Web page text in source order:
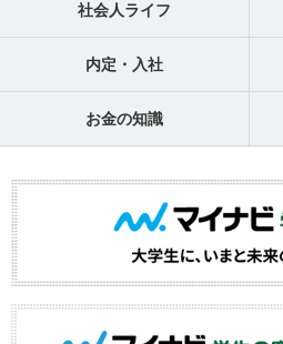
社会人ライフ
内定・入社
お金の知識